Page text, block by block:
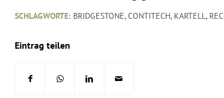
SCHLAGWORTE: BRIDGESTONE,CONTITECH, KARTELL ,
Eintrag teilen